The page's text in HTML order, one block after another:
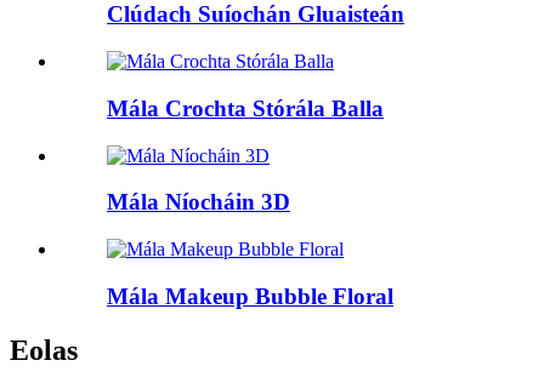
Clúdach Suíochán Gluaisteán
Mála Crochta Stórála Balla
Mála Níocháin 3D
Mála Makeup Bubble Floral
Eolas